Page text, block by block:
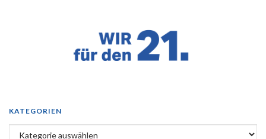
KATEGORIEN
Kategorien